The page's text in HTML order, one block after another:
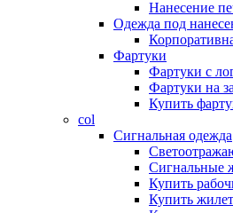
Нанесение
Одежда под
Фартуки
Фартуки с
Фартуки на
Купить
col
Сигнальная одежда
Сигнальные
Купить
Купить